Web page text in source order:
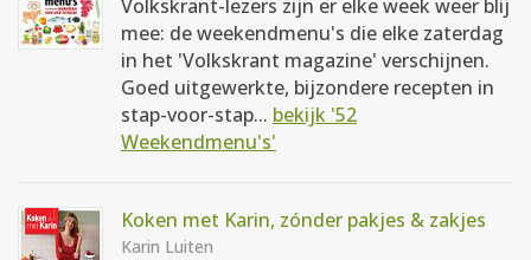
KOOKBOEKEN
Volkskrant-lezers zijn er elke week weer blij
mee: de weekendmenu's die elke zaterdag
in het 'Volkskrant magazine' verschijnen.
Goed uitgewerkte, bijzondere recepten in
stap-voor-stap... bekijk '52
Weekendmenu's'
Koken met Karin, zónder pakjes & zakjes
Karin Luiten